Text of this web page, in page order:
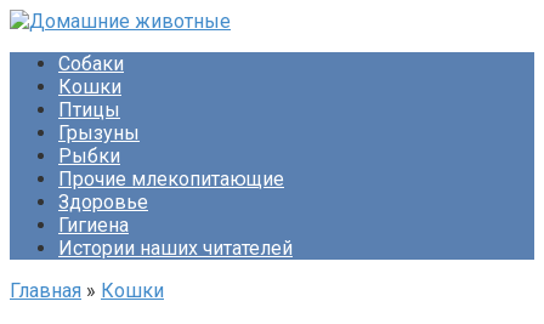
Перейти
контентуСобаки
Кошки
Птицы
Грызуны
Рыбки
Прочие млекопитающие
Здоровье
Гигиена
Истории наших читателей
Главная » Кошки